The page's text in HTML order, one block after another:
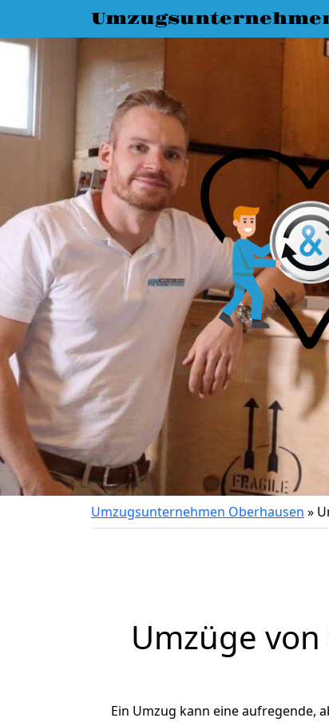
Umzugsunternehmen Oberhausen »
Umzüge
Ein Umzug kann eine aufregende,